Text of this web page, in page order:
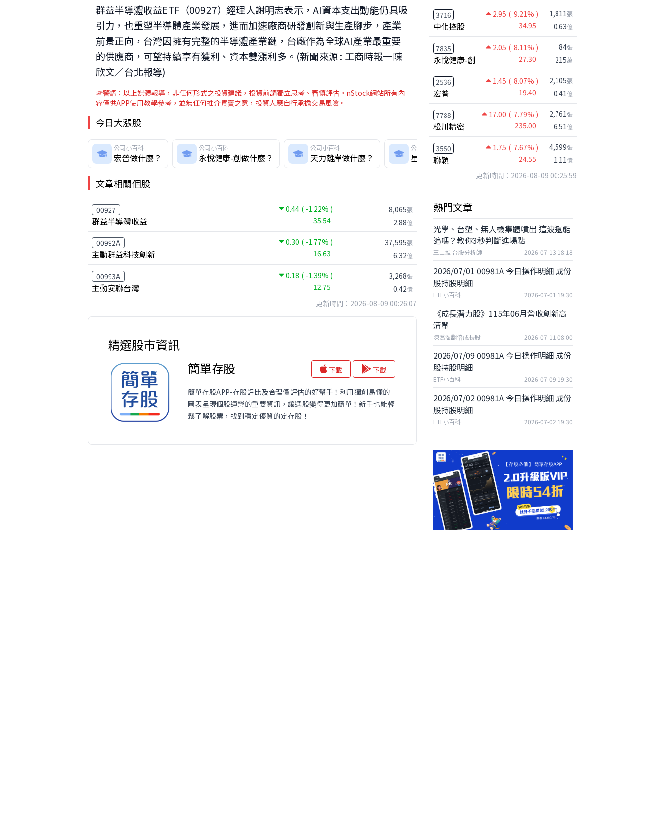
群益半導體收益ETF（00927）經理人謝明志表示，AI資本支出動能仍具吸
引力，也重塑半導體產業發展，進而加速廠商研發創新與生產腳步，產業
前景正向，台灣因擁有完整的半導體產業鏈，台廠作為全球AI產業最重要
的供應商，可望持續享有獲利、資本雙漲利多。(新聞來源 : 工商時報一陳
欣文／台北報導)
☞警語：以上媒體報導，非任何形式之投資建議，投資前請獨立思考、審慎評估。nStock網站所有內
容僅供APP使用教學參考，並無任何推介買賣之意，投資人應自行承擔交易風險。
今日大漲股
公司小百科
宏普做什麼？
公司小百科
永悅健康-創做什麼？
公司小百科
天力離岸做什麼？
公司小百科
星雲做什麼？
公司小百科
百一做什麼？
文章相關個股
00927 0.44 ( -1.22% )
群益半導體收益 35.54
8,065張
2.88億
00992A 0.30 ( -1.77% )
主動群益科技創新 16.63
37,595張
6.32億
00993A 0.18 ( -1.39% )
主動安聯台灣 12.75
3,268張
0.42億
更新時間：2026-08-09 00:26:07
精選股市資訊
簡單存股
下載 下載
簡單存股APP-存股評比及合理價評估的好幫手！利用獨創易懂的
圖表呈現個股運營的重要資訊，讓選股變得更加簡單！新手也能輕
鬆了解股票，找到穩定優質的定存股！
3716 2.95 ( 9.21% )
中化控股 34.95
1,811張
0.63億
7835 2.05 ( 8.11% )
永悅健康-創 27.30
84張
215萬
2536 1.45 ( 8.07% )
宏普 19.40
2,105張
0.41億
7788 17.00 ( 7.79% )
松川精密 235.00
2,761張
6.51億
3550 1.75 ( 7.67% )
聯穎 24.55
4,599張
1.11億
更新時間：2026-08-09 00:25:59
熱門文章
光學、台塑、無人機集體噴出 這波還能
追嗎？教你3秒判斷進場點
王士維 台股分析師 2026-07-13 18:18
2026/07/01 00981A 今日操作明細 成份
股持股明細
ETF小百科 2026-07-01 19:30
《成長潛力股》115年06月營收創新高
清單
陳喬泓翻倍成長股 2026-07-11 08:00
2026/07/09 00981A 今日操作明細 成份
股持股明細
ETF小百科 2026-07-09 19:30
2026/07/02 00981A 今日操作明細 成份
股持股明細
ETF小百科 2026-07-02 19:30